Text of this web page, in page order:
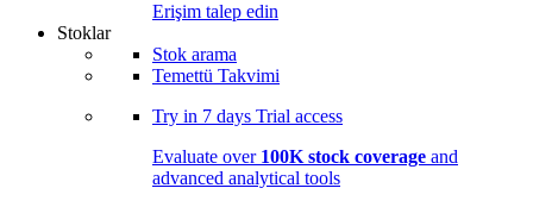
Erişim talep edin
Stoklar
Stok arama
Temettü Takvimi
Try in 7 days Trial access
Evaluate over 100K stock coverage and
advanced analytical tools